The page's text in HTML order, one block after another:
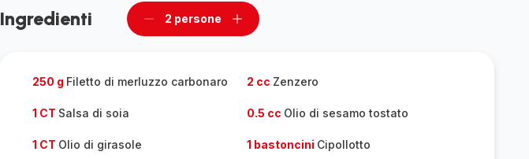
Ingredienti
Rimuovi
2 persone
Aggiungi
250 g Filetto di merluzzo carbonaro 2 cc Zenzero
1 CT Salsa di soia 0.5 cc Olio di sesamo tostato
1 CT Olio di girasole 1 bastoncini Cipollotto